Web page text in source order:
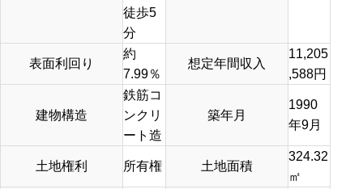
徒歩5
分
表面利回り
約
7.99％
想定年間収入
11,205
,588円
建物構造
鉄筋コ
ンクリ
ート造
築年月
1990
年9月
土地権利 所有権 土地面積
324.32
㎡